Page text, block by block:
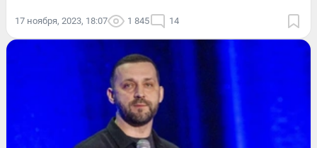
17 ноября, 2023, 18:07 1 845 14